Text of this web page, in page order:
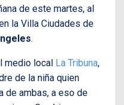
de este martes, al
la Villa Ciudades de
.
medio local La Tribuna,
de la niña quien
de ambas, a eso de